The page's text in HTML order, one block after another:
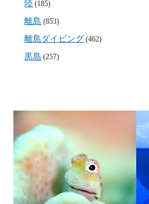
陸 (185)
離島 (853)
離島ダイビング (462)
黒島 (257)